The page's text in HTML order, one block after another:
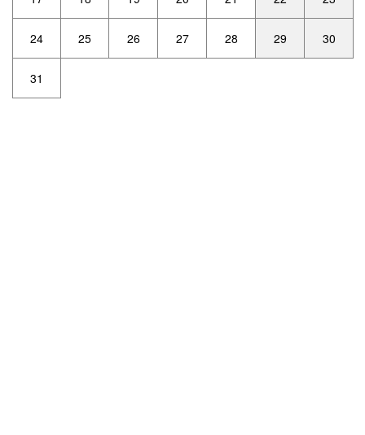
24 25 26 27 28 29 30
31